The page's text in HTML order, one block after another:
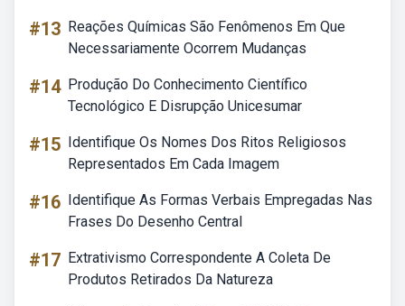
#13 Reações Químicas São Fenômenos Em Que
Necessariamente Ocorrem Mudanças
#14 Produção Do Conhecimento Científico
Tecnológico E Disrupção Unicesumar
#15 Identifique Os Nomes Dos Ritos Religiosos
Representados Em Cada Imagem
#16 Identifique As Formas Verbais Empregadas Nas
Frases Do Desenho Central
#17 Extrativismo Correspondente A Coleta De
Produtos Retirados Da Natureza